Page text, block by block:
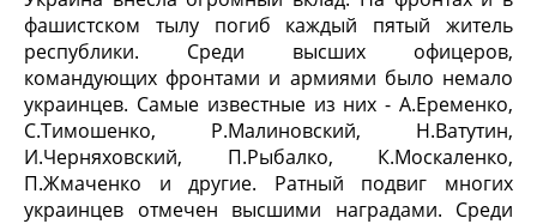
фашистском тылу погиб каждый пятый житель
республики. Среди высших офицеров,
командующих фронтами и армиями было немало
украинцев. Самые известные из них - А.Еременко,
С.Тимошенко, Р.Малиновский, Н.Ватутин,
И.Черняховский, П.Рыбалко, К.Москаленко,
П.Жмаченко и другие. Ратный подвиг многих
украинцев отмечен высшими наградами. Среди